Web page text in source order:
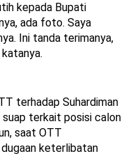
kepada Bupati
ada foto. Saya
Ini tanda terimanya,
terhadap Suhardiman
suap terkait posisi calon
saat OTT
keterlibatan